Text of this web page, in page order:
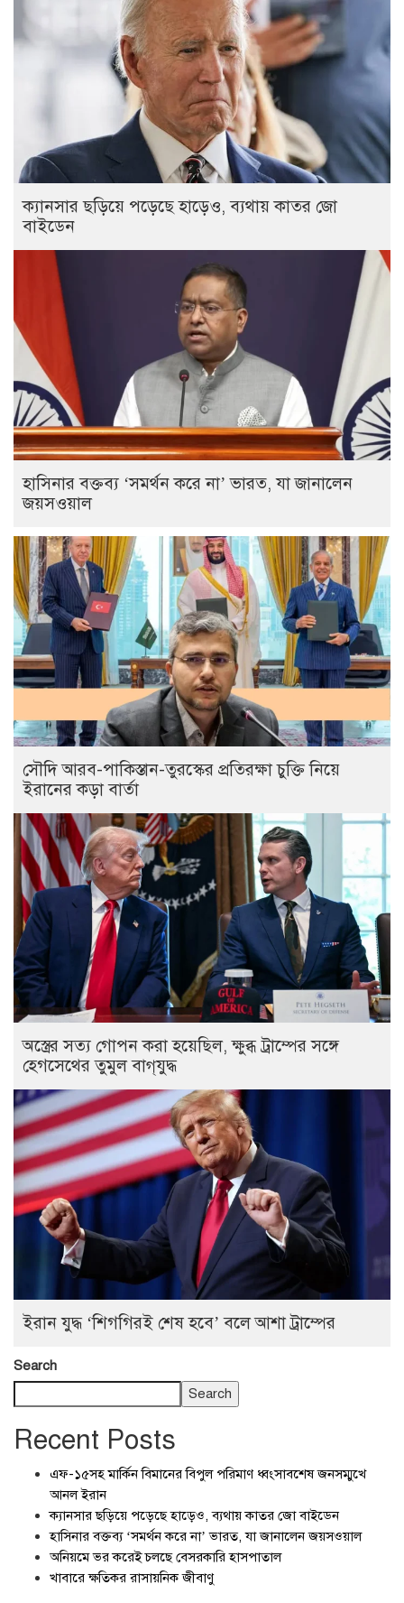
ক্যানসার ছড়িয়ে পড়েছে হাড়েও, ব্যথায় কাতর জো
বাইডেন
হাসিনার বক্তব্য ‘সমর্থন করে না’ ভারত, যা জানালেন
জয়সওয়াল
সৌদি আরব-পাকিস্তান-তুরস্কের প্রতিরক্ষা চুক্তি নিয়ে
ইরানের কড়া বার্তা
অস্ত্রের সত্য গোপন করা হয়েছিল, ক্ষুব্ধ ট্রাম্পের সঙ্গে
হেগসেথের তুমুল বাগ্‌যুদ্ধ
ইরান যুদ্ধ ‘শিগগিরই শেষ হবে’ বলে আশা ট্রাম্পের
Search
Search
Recent Posts
এফ-১৫সহ মার্কিন বিমানের বিপুল পরিমাণ ধ্বংসাবশেষ জনসম্মুখে
আনল ইরান
ক্যানসার ছড়িয়ে পড়েছে হাড়েও, ব্যথায় কাতর জো বাইডেন
হাসিনার বক্তব্য ‘সমর্থন করে না’ ভারত, যা জানালেন জয়সওয়াল
অনিয়মে ভর করেই চলছে বেসরকারি হাসপাতাল
খাবারে ক্ষতিকর রাসায়নিক জীবাণু